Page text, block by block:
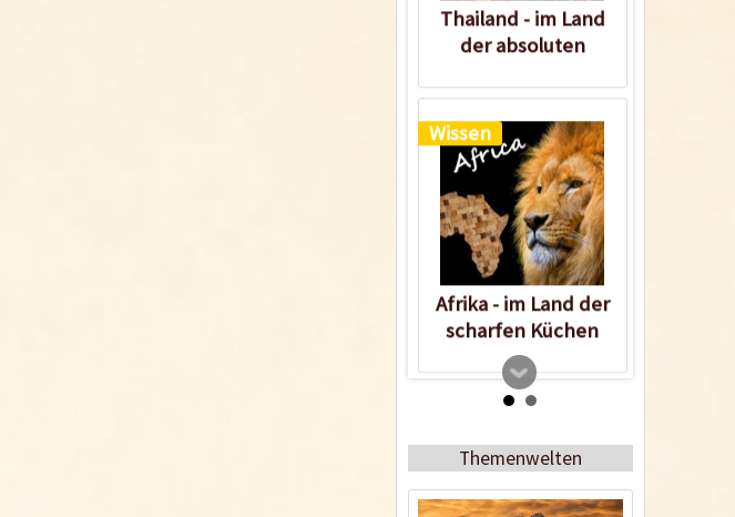
Thailand - im Land
der absoluten
Wissen
Afrika - im Land der
scharfen Küchen
Themenwelten